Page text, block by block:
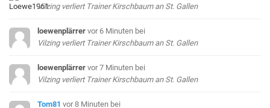
Vilzing verliert Trainer Kirschbaum an St. Gallen
loewenplärrer vor 6 Minuten bei
Vilzing verliert Trainer Kirschbaum an St. Gallen
loewenplärrer vor 7 Minuten bei
Vilzing verliert Trainer Kirschbaum an St. Gallen
Tom81 vor 8 Minuten bei